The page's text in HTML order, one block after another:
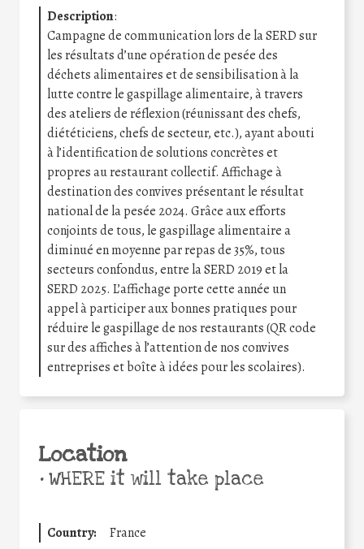
Description:
Campagne de communication lors de la SERD sur
les résultats d’une opération de pesée des
déchets alimentaires et de sensibilisation à la
lutte contre le gaspillage alimentaire, à travers
des ateliers de réflexion (réunissant des chefs,
diététiciens, chefs de secteur, etc.), ayant abouti
à l’identification de solutions concrètes et
propres au restaurant collectif. Affichage à
destination des convives présentant le résultat
national de la pesée 2024. Grâce aux efforts
conjoints de tous, le gaspillage alimentaire a
diminué en moyenne par repas de 35%, tous
secteurs confondus, entre la SERD 2019 et la
SERD 2025. L’affichage porte cette année un
appel à participer aux bonnes pratiques pour
réduire le gaspillage de nos restaurants (QR code
sur des affiches à l’attention de nos convives
entreprises et boîte à idées pour les scolaires).
Location
•WHERE it will take place
Country:
France